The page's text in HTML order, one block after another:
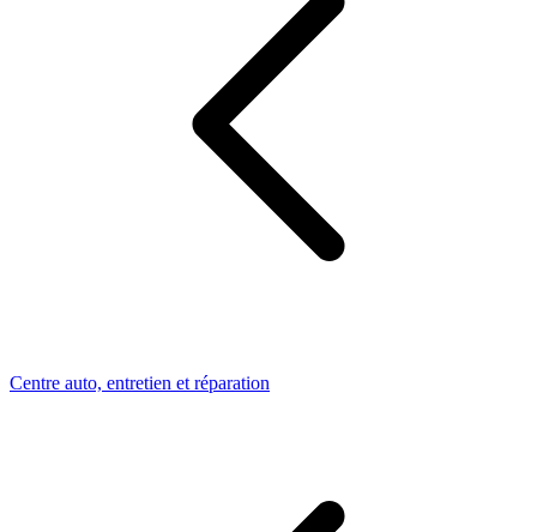
Centre auto, entretien et réparation